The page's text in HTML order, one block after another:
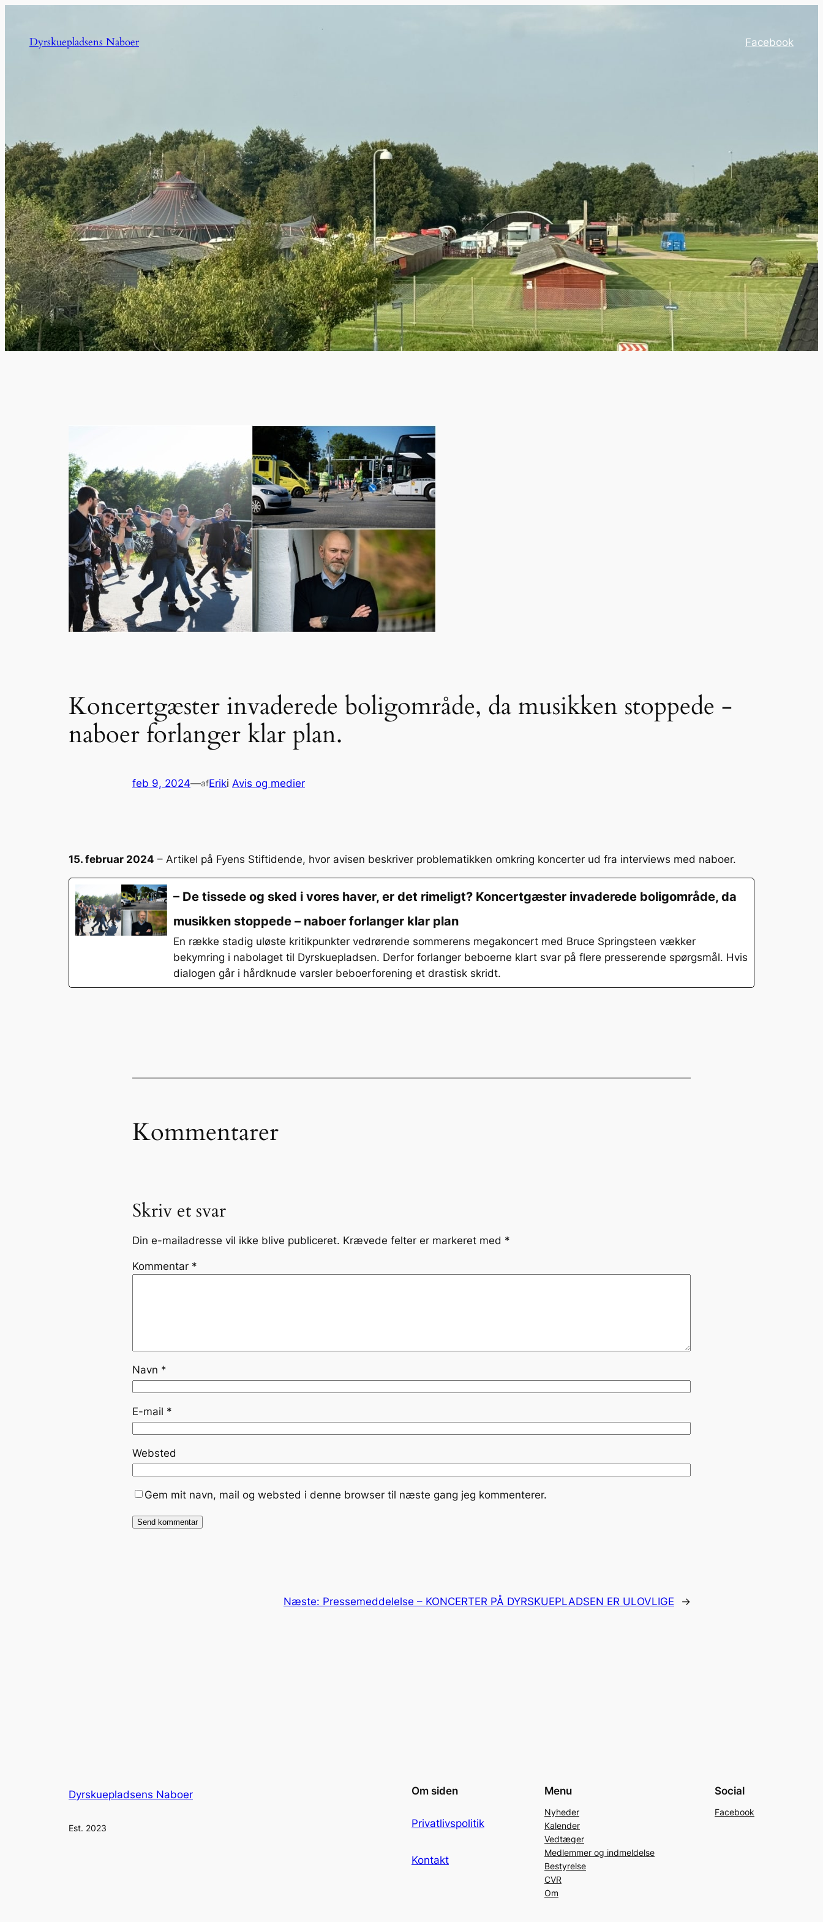
indholdDyrskuepladsens Naboer Facebook
Koncertgæster invaderede boligområde, da musikken stoppede -
naboer forlanger klar plan.
feb 9, 2024—afEriki Avis og medier
15. februar 2024 – Artikel på Fyens Stiftidende, hvor avisen beskriver problematikken omkring koncerter ud fra interviews med naboer.
– De tissede og sked i vores haver, er det rimeligt? Koncertgæster invaderede boligområde, da
musikken stoppede – naboer forlanger klar plan
En række stadig uløste kritikpunkter vedrørende sommerens megakoncert med Bruce Springsteen vækker
bekymring i nabolaget til Dyrskuepladsen. Derfor forlanger beboerne klart svar på flere presserende spørgsmål. Hvis
dialogen går i hårdknude varsler beboerforening et drastisk skridt.
Kommentarer
Skriv et svar
Din e-mailadresse vil ikke blive publiceret. Krævede felter er markeret med *
Kommentar *
Navn *
E-mail *
Websted
Gem mit navn, mail og websted i denne browser til næste gang jeg kommenterer.
Næste: Pressemeddelelse – KONCERTER PÅ DYRSKUEPLADSEN ER ULOVLIGE →
Dyrskuepladsens Naboer
Est. 2023
Om siden
Privatlivspolitik
Kontakt
Menu
Nyheder
Kalender
Vedtæger
Medlemmer og indmeldelse
Bestyrelse
CVR
Om
Social
Facebook